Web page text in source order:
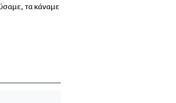
τα κάναμε